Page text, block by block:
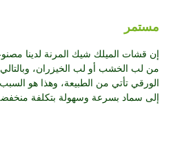
مستمر
إن قشات الميلك شيك المرنة لدينا
من لب الخشب أو لب الخيزران، وبالتالي
الورقي تأتي من الطبيعة، وهذا هو
إلى سماد بسرعة وسهولة بتكلفة